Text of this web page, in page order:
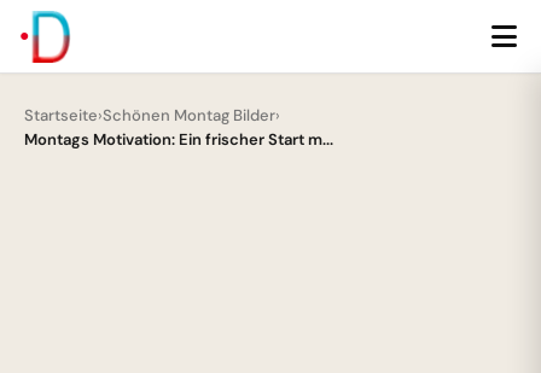
Startseite›Schönen Montag Bilder›
Montags Motivation: Ein frischer Start m...